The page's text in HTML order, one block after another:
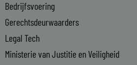
i
n
Bedrijfsvoering
Gerechtsdeurwaarders
Legal Tech
Ministerie van Justitie en Veiligheid